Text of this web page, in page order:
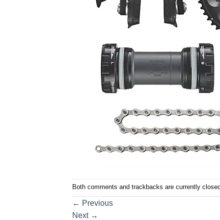
Both comments and trackbacks are currently
← Previous
Next →